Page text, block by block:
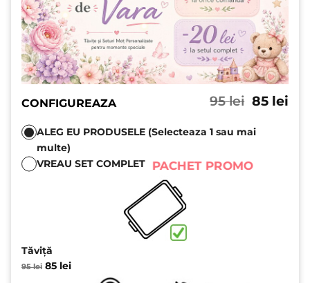
CONFIGUREAZA 95lei Prețul
a
fost:
85 lei
ALEG EU PRODUSELE (Selecteaza 1 sau mai
multe)
VREAU SET COMPLET
PACHET PROMO
Tăviță
95lei Prețul
85 leiPrețul